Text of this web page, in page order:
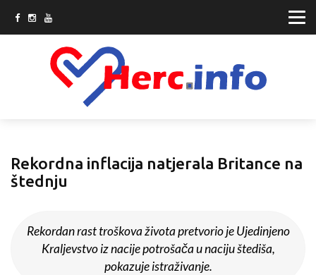
Rekordna inflacija natjerala Britance na
štednju
Rekordan rast troškova života pretvorio je Ujedinjeno
Kraljevstvo iz nacije potrošača u naciju štediša,
pokazuje istraživanje.